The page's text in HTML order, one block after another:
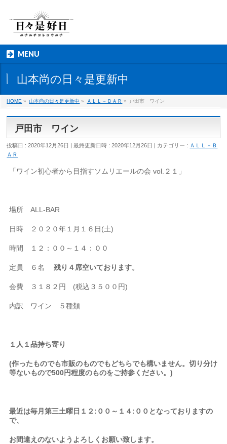
MENU
山本尚の日々是更新中
HOME » 山本尚の日々是更新中 » ＡＬＬ－ＢＡＲ » 戸田市 ワイン
戸田市 ワイン
投稿日 : 2020年12月26日 最終更新日時 : 2020年12月26日 カテゴリー : ＡＬＬ－Ｂ
ＡＲ
「ワイン初心者から目指すソムリエールの会 vol.２１」
場所 ALL-BAR
日時 ２０２０年１月１６日(土)
時間 １２：００～１４：００
定員 ６名残り４席空いております。
会費 ３１８２円 (税込３５００円)
内訳 ワイン ５種類
１人１品持ち寄り
(作ったものでも市販のものでもどちらでも構いません。切り分け
等ないもので500円程度のものをご持参ください。)
最近は毎月第三土曜日１２:００～１４:００となっておりますの
で、
お間違えのないようよろしくお願い致します。